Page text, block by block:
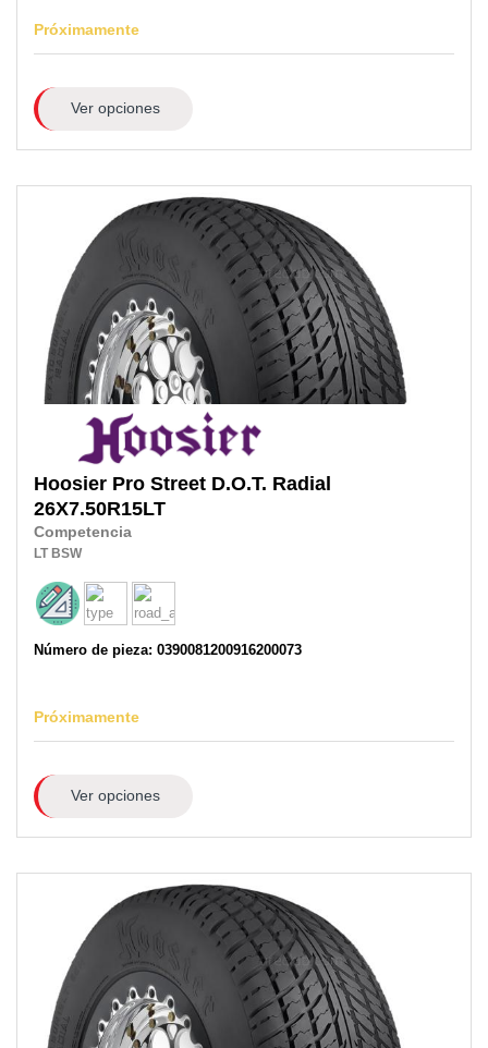
Próximamente
Ver opciones
Hoosier Pro Street D.O.T. Radial
26X7.50R15LT
Competencia
LT BSW
Número de pieza: 0390081200916200073
Próximamente
Ver opciones